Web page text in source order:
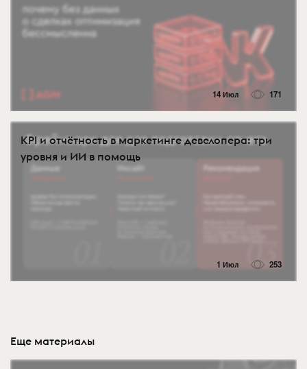
14 Июл 171
KPI и отчётность в маркетинге девелопера: три
уровня и ИИ в помощь
1 Июл 253
Еще материалы